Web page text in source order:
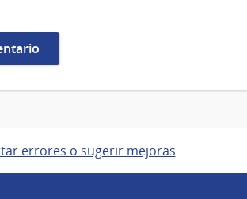
errores o sugerir mejoras